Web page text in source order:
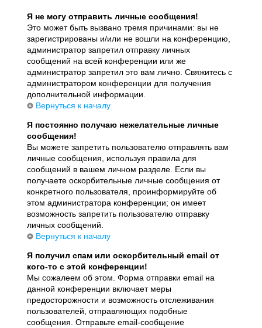
Я не могу отправить личные сообщения!
Это может быть вызвано тремя причинами: вы не
зарегистрированы и/или не вошли на конференцию,
администратор запретил отправку личных
сообщений на всей конференции или же
администратор запретил это вам лично. Свяжитесь с
администратором конференции для получения
дополнительной информации.
Вернуться к началу
Я постоянно получаю нежелательные личные
сообщения!
Вы можете запретить пользователю отправлять вам
личные сообщения, используя правила для
сообщений в вашем личном разделе. Если вы
получаете оскорбительные личные сообщения от
конкретного пользователя, проинформируйте об
этом администратора конференции; он имеет
возможность запретить пользователю отправку
личных сообщений.
Вернуться к началу
Я получил спам или оскорбительный email от
кого-то с этой конференции!
Мы сожалеем об этом. Форма отправки email на
данной конференции включает меры
предосторожности и возможность отслеживания
пользователей, отправляющих подобные
сообщения. Отправьте email-сообщение